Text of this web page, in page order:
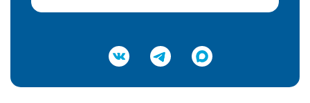
Подтвердить e-mail